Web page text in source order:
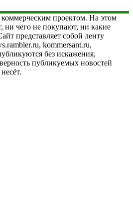
проектом. На этом
ни чего не покупают, ни какие
представляет собой ленту
kommersant.ru,
без искажения,
публикуемых новостей